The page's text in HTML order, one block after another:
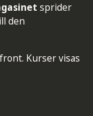
sprider
den
Kurser visas